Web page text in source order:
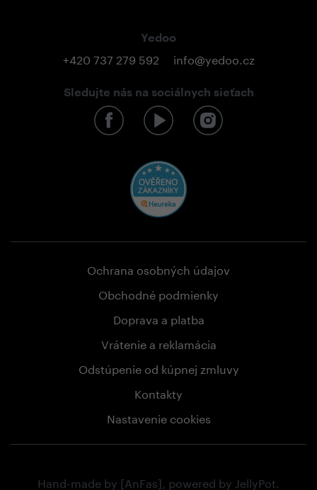
Yedoo
+420 737 279 592 info@yedoo.cz
Sledujte nás na sociálnych sieťach
Ochrana osobných údajov
Obchodné podmienky
Doprava a platba
Vrátenie a reklamácia
Odstúpenie od kúpnej zmluvy
Kontakty
Nastavenie cookies
Hand-made by [AnFas], powered by JellyPot.